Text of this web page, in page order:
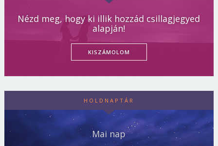
Nézd meg, hogy ki illik hozzád csillagjegyed
alapján!
KISZÁMOLOM
HOLDNAPTÁR
Mai nap